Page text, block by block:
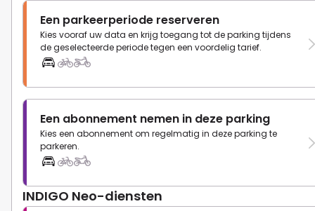
Een parkeerperiode reserveren
Kies vooraf uw data en krijg toegang tot de parking tijdens
de geselecteerde periode tegen een voordelig tarief.
Een abonnement nemen in deze parking
Kies een abonnement om regelmatig in deze parking te
parkeren.
INDIGO Neo-diensten